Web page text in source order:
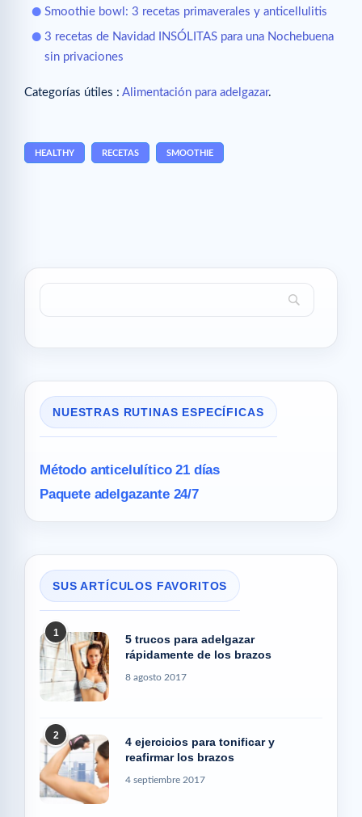
Smoothie bowl: 3 recetas primaverales y anticellulitis
3 recetas de Navidad INSÓLITAS para una Nochebuena
sin privaciones
Categorías útiles : Alimentación para adelgazar.
HEALTHY RECETAS SMOOTHIE
NUESTRAS RUTINAS ESPECÍFICAS
Método anticelulítico 21 días
Paquete adelgazante 24/7
SUS ARTÍCULOS FAVORITOS
1
5 trucos para adelgazar
rápidamente de los brazos
8 agosto 2017
2
4 ejercicios para tonificar y
reafirmar los brazos
4 septiembre 2017